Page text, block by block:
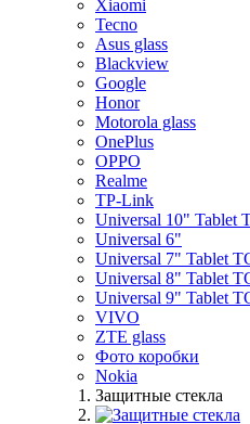
Xiaomi
Tecno
Asus glass
Blackview
Google
Honor
Motorola glass
OnePlus
OPPO
Realme
TP-Link
Universal 10" Tablet
Universal 6"
Universal 7" Tablet
Universal 8" Tablet
Universal 9" Tablet
VIVO
ZTE glass
Фото коробки
Nokia
Защитные стекла